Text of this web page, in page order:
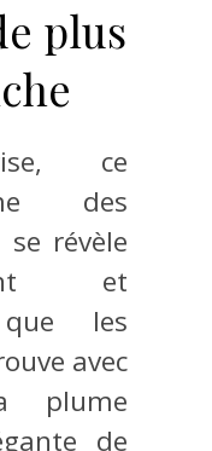
plus
ce
des
révèle
et
que les
avec
plume
de